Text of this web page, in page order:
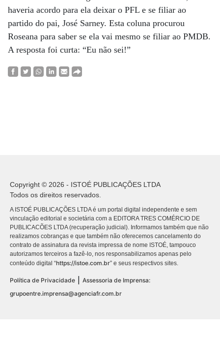
haveria acordo para ela deixar o PFL e se filiar ao
partido do pai, José Sarney. Esta coluna procurou
Roseana para saber se ela vai mesmo se filiar ao PMDB.
A resposta foi curta: “Eu não sei!”
Copyright © 2026 - ISTOÉ PUBLICAÇÕES LTDA
Todos os direitos reservados.
A ISTOÉ PUBLICAÇÕES LTDA é um portal digital independente e sem
vinculação editorial e societária com a EDITORA TRES COMÉRCIO DE
PUBLICACÕES LTDA (recuperação judicial). Informamos também que não
realizamos cobranças e que também não oferecemos cancelamento do
contrato de assinatura da revista impressa de nome ISTOÉ, tampouco
autorizamos terceiros a fazê-lo, nos responsabilizamos apenas pelo
conteúdo digital “https://istoe.com.br” e seus respectivos sites.
Política de Privacidade
Assessoria de Imprensa:
grupoentre.imprensa@agenciafr.com.br